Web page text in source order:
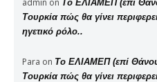
Το ΕΛΙΑΜΕΠ (επί
Τουρκία πώς θα γίνει
ηγετικό ρόλο..
Para on Το ΕΛΙΑΜΕΠ (επί
Τουρκία πώς θα γίνει